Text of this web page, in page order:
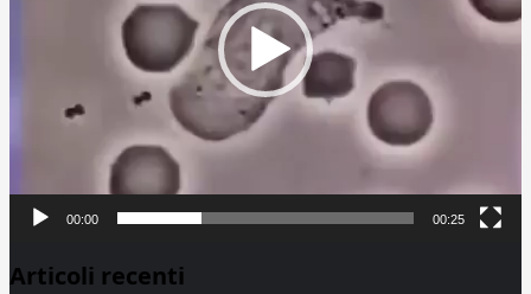
00:00 00:25
Articoli recenti